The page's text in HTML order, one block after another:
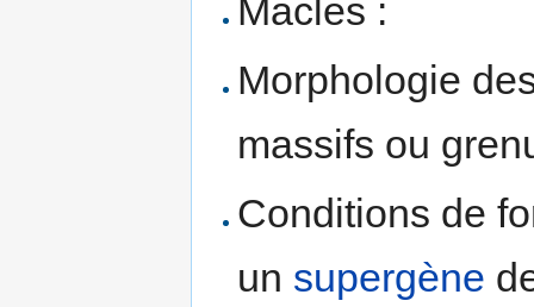
Macles :
Morphologie
massifs ou
Conditions de
un supergène